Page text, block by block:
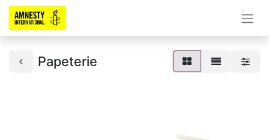
Papeterie